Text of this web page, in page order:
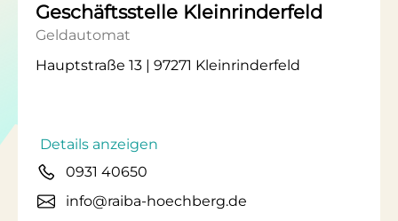
Geschäftsstelle Kleinrinderfeld
Geldautomat
Hauptstraße 13 | 97271 Kleinrinderfeld
Details anzeigen
0931 40650
info@raiba-hoechberg.de